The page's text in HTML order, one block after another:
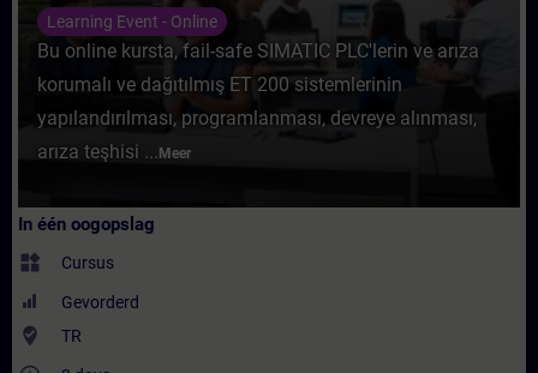
TIA Portal
Learning Event - Online
Bu online kursta, fail-safe SIMATIC PLC'lerin ve arıza
korumalı ve dağıtılmış ET 200 sistemlerinin
yapılandırılması, programlanması, devreye alınması,
arıza teşhisi ... Meer
In één oogopslag
widgets Cursus
Gevorderd
where_to_vote TR